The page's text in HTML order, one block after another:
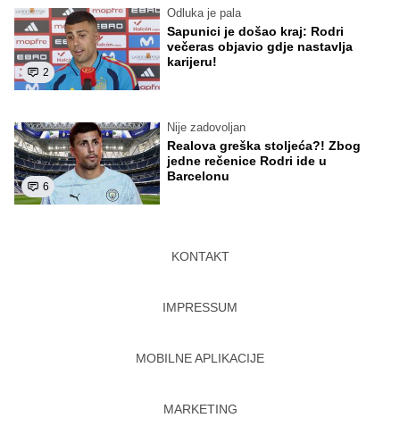
2
Odluka je pala
Sapunici je došao kraj: Rodri
večeras objavio gdje nastavlja
karijeru!
6
Nije zadovoljan
Realova greška stoljeća?! Zbog
jedne rečenice Rodri ide u
Barcelonu
KONTAKT
IMPRESSUM
MOBILNE APLIKACIJE
MARKETING